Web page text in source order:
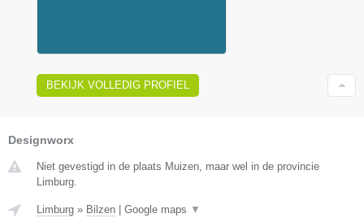
BEKIJK VOLLEDIG PROFIEL
Designworx
Niet gevestigd in de plaats Muizen, maar wel in de provincie
Limburg.
Limburg » Bilzen Google maps ▼